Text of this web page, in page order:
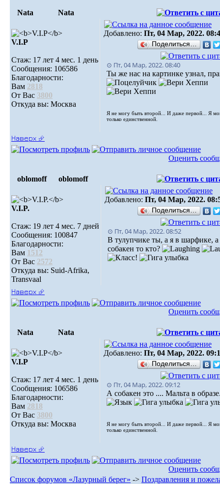
Nata Nata
V.I.Р
Стаж: 17 лет 4 мес. 1 день
Сообщения: 106586
Благодарности:
Вам 2818
От Вас 3800
Откуда вы: Москва
Добавлено: Пт, 04 Мар, 2022.
Поделиться…
⊙ Пт, 04 Мар, 2022. 08:40
Ты же нас на картинке узнал,
Я не могу быть второй... И даже первой... Я
только единственной.
Наверх ⮵
Оценить
oblomoff oblomoff
V.I.P.
Стаж: 19 лет 4 мес. 7 дней
Сообщения: 100847
Благодарности:
Вам 1512
От Вас 2572
Откуда вы: Suid-Afrika,
Transvaal
Добавлено: Пт, 04 Мар, 2022.
Поделиться…
⊙ Пт, 04 Мар, 2022. 08:52
В тулупчике ты, а я в шарфике, а
собакен то кто?
Наверх ⮵
Оценить
Nata Nata
V.I.Р
Стаж: 17 лет 4 мес. 1 день
Сообщения: 106586
Благодарности:
Вам 2818
От Вас 3800
Откуда вы: Москва
Добавлено: Пт, 04 Мар, 2022.
Поделиться…
⊙ Пт, 04 Мар, 2022. 09:12
А собакен это .... Мальта в
Я не могу быть второй... И даже первой... Я
только единственной.
Наверх ⮵
Оценить
Список форумов «Лазурный берег» -> Поздравления и